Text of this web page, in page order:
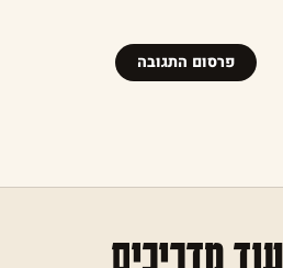
עוד מדריכים